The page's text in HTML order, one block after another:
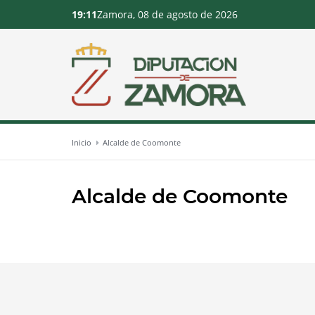
19:11Zamora, 08 de agosto de 2026
Inicio Alcalde de Coomonte
Alcalde de Coomonte